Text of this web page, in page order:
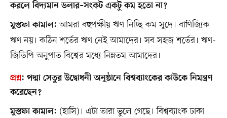
করলে বিদ্যমান ডলার–সংকট একটু কম হতো না?
মুস্তফা কামাল: আমরা বহুপক্ষীয় ঋণ নিচ্ছি কম সুদে। বাণিজ্যিক
ঋণ নয়। কঠিন শর্তের ঋণ নেই আমাদের। সব সহজ শর্তের। ঋণ-
জিডিপি অনুপাত বিশ্বের মধ্যে নিম্নতম আমাদের।
প্রশ্ন: পদ্মা সেতুর উদ্বোধনী অনুষ্ঠানে বিশ্বব্যাংকের কাউকে নিমন্ত্রণ
করেছেন?
মুস্তফা কামাল: (হাসি)। এটা তারা ভুলে গেছে। বিশ্বব্যাংক ঢাকা